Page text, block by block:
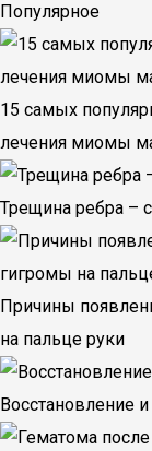
Популярное
15 самых
лечения миомы
Трещина ребра –
Причины
на пальце руки
Восстановление